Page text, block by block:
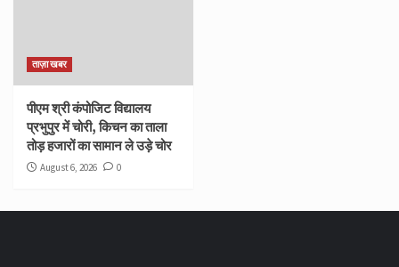
ताज़ा खबर
पीएम श्री कंपोजिट विद्यालय
प्रभुपुर में चोरी, किचन का ताला
तोड़ हजारों का सामान ले उड़े चोर
August 6, 2026 0